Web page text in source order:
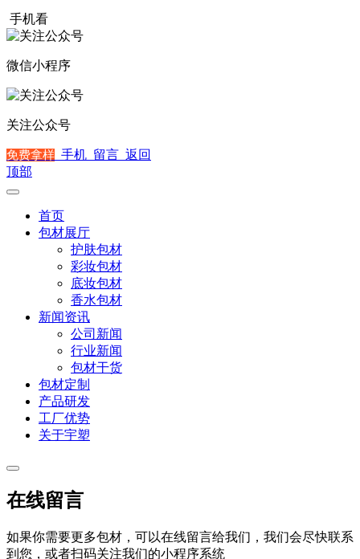
手机看
微信小程序
关注公众号
免费拿样 手机 留言 返回
顶部
首页
包材展厅
护肤包材
彩妆包材
底妆包材
香水包材
新闻资讯
公司新闻
行业新闻
包材干货
包材定制
产品研发
工厂优势
关于宇塑
在线留言
如果你需要更多包材，可以在线留言给我们，我们会尽快联系
到您，或者扫码关注我们的小程序系统